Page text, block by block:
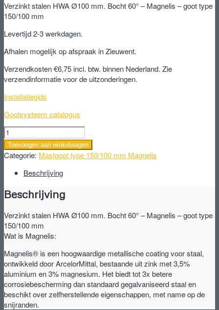
Verzinkt stalen HWA Ø100 mm. Bocht 60° – Magnelis – goot type
150/100 mm
Levertijd 2-3 werkdagen.
Afhalen mogelijk op afspraak in Zieuwent.
Verzendkosten €6,75 incl. btw. binnen Nederland. Zie
verzendinformatie voor de uitzonderingen.
Installatiegids
Gootsysteem catalogus
Verzinkt
stalen
HWA
Ø100
mm.
60°
Magnelis
-
goot
150/100
mm
aantal
Toevoegen aan winkelwagen
Categorie: Mastgoot type 150/100 mm Magnelis
Beschrijving
Beschrijving
Verzinkt stalen HWA Ø100 mm. Bocht 60° – Magnelis – goot type
150/100 mm
Wat is Magnelis:
Magnelis® is een hoogwaardige metallische coating voor staal,
ontwikkeld door ArcelorMittal, bestaande uit zink met 3,5%
aluminium en 3% magnesium. Het biedt tot 3x betere
corrosiebescherming dan standaard gegalvaniseerd staal en
beschikt over zelfherstellende eigenschappen, met name op de
snijranden.